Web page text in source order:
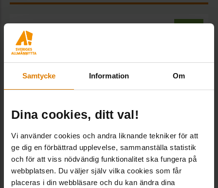
Samtycke Information Om
Dina cookies, ditt val!
Vi använder cookies och andra liknande tekniker för att
ge dig en förbättrad upplevelse, sammanställa statistik
och för att viss nödvändig funktionalitet ska fungera på
webbplatsen. Du väljer själv vilka cookies som får
placeras i din webbläsare och du kan ändra dina
Kundtjänst
Kundtjänst/vaktmästeri, Administration
Vaktmästeriet och tar bland annat hand om
beställningar och kundtjänstfrågor i vår webbshop.
vaktmasteri@sverigesallmannytta.se
VANLIGA FRÅGOR
Hur lång är leveranstiden?